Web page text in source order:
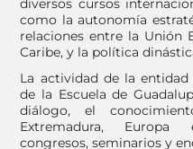
como la autonomía
relaciones entre la Unión
Caribe, y la política
La actividad de la entidad
de la Escuela de
diálogo, el
Extremadura, Europa
congresos, seminarios y